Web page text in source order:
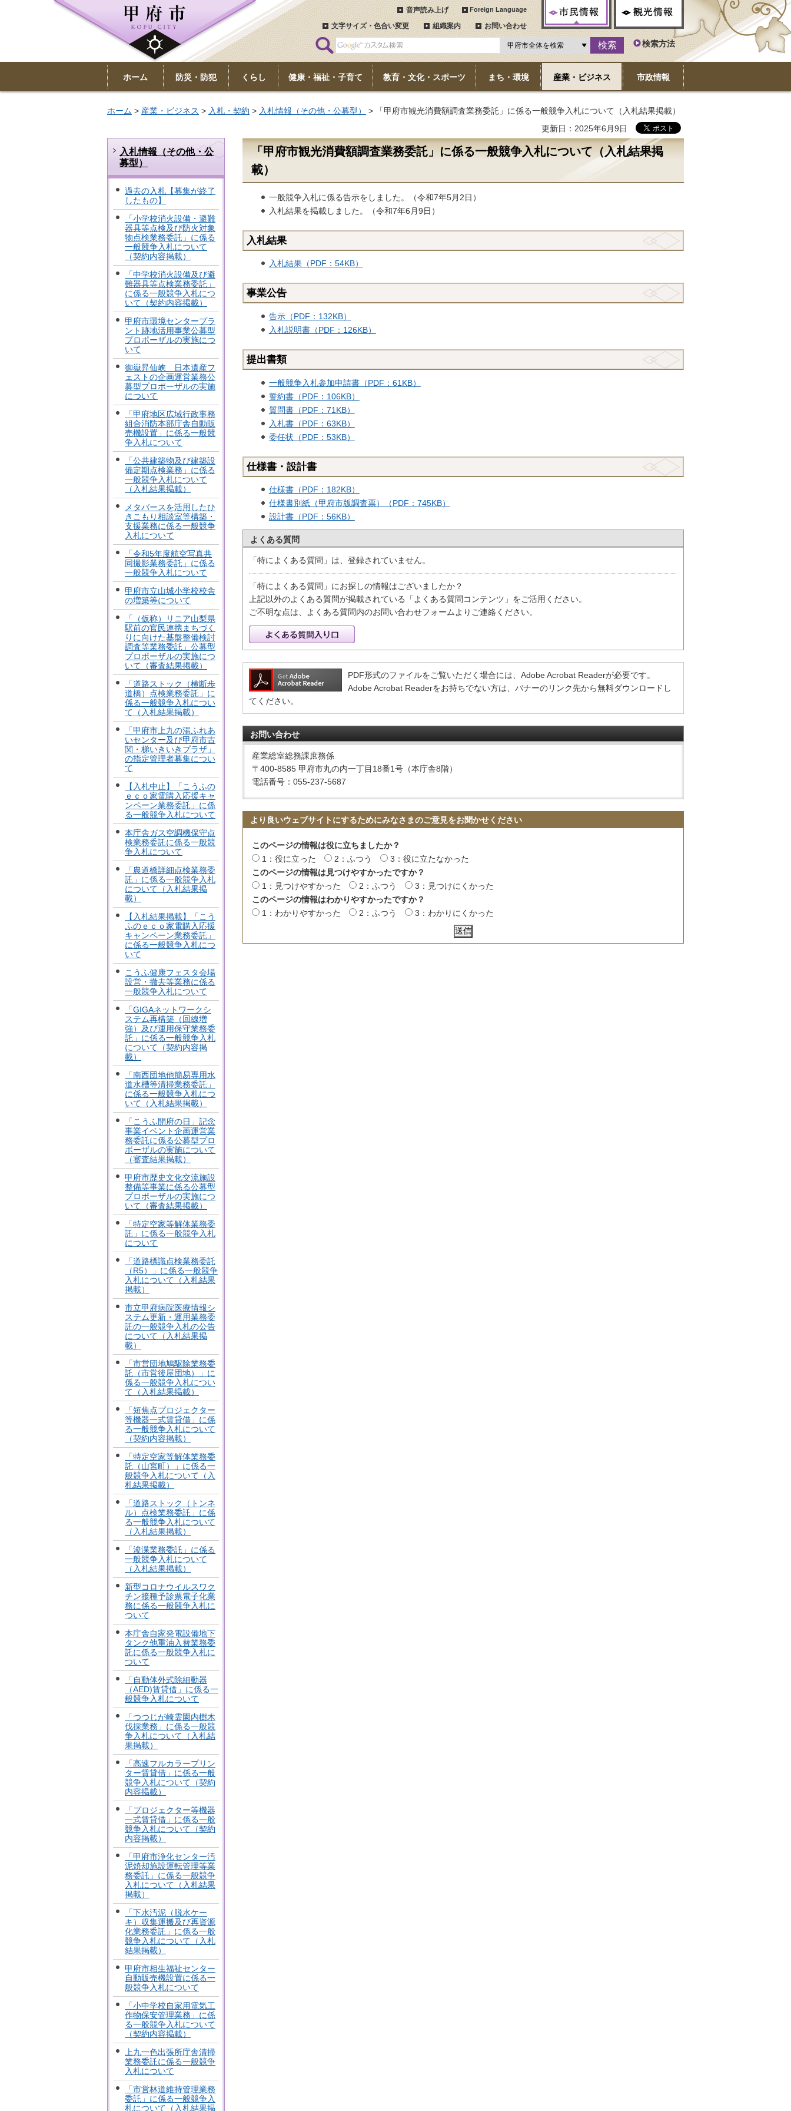
音声読み上げ Foreign Language
文字サイズ・色合い変更 組織案内 お問い合わせ
検索方法
ホーム 防災・防犯 くらし 健康・福祉・子育て 教育・文化・スポーツ まち・環境 産業・ビジネス 市政情報
ホーム > 産業・ビジネス > 入札・契約 > 入札情報（その他・公募型）
> 「甲府市観光消費額調査業務委託」に係る一般競争入札について（入札結果掲載）
更新日：2025年6月9日
入札情報（その他・公
募型）
過去の入札【募集が終了
したもの】
「小学校消火設備・避難
器具等点検及び防火対象
物点検業務委託」に係る
一般競争入札について
（契約内容掲載）
「中学校消火設備及び避
難器具等点検業務委託」
に係る一般競争入札につ
いて（契約内容掲載）
甲府市環境センタープラ
ント跡地活用事業公募型
プロポーザルの実施につ
いて
御嶽昇仙峡 日本遺産フ
ェストの企画運営業務公
募型プロポーザルの実施
について
「甲府地区広域行政事務
組合消防本部庁舎自動販
売機設置」に係る一般競
争入札について
「公共建築物及び建築設
備定期点検業務」に係る
一般競争入札について
（入札結果掲載）
メタバースを活用したひ
きこもり相談室等構築・
支援業務に係る一般競争
入札について
「令和5年度航空写真共
同撮影業務委託」に係る
一般競争入札について
甲府市立山城小学校校舎
の増築等について
「（仮称）リニア山梨県
駅前の官民連携まちづく
りに向けた基盤整備検討
調査等業務委託」公募型
プロポーザルの実施につ
いて（審査結果掲載）
「道路ストック（横断歩
道橋）点検業務委託」に
係る一般競争入札につい
て（入札結果掲載）
「甲府市上九の湯ふれあ
いセンター及び甲府市古
関・梯いきいきプラザ」
の指定管理者募集につい
て
【入札中止】「こうふの
ｅｃｏ家電購入応援キャ
ンペーン業務委託」に係
る一般競争入札について
本庁舎ガス空調機保守点
検業務委託に係る一般競
争入札について
「農道橋詳細点検業務委
託」に係る一般競争入札
について（入札結果掲
載）
【入札結果掲載】「こう
ふのｅｃｏ家電購入応援
キャンペーン業務委託」
に係る一般競争入札につ
いて
こうふ健康フェスタ会場
設営・撤去等業務に係る
一般競争入札について
「GIGAネットワークシ
ステム再構築（回線増
強）及び運用保守業務委
託」に係る一般競争入札
について（契約内容掲
載）
「南西団地他簡易専用水
道水槽等清掃業務委託」
に係る一般競争入札につ
いて（入札結果掲載）
「こうふ開府の日」記念
事業イベント企画運営業
務委託に係る公募型プロ
ポーザルの実施について
（審査結果掲載）
甲府市歴史文化交流施設
整備等事業に係る公募型
プロポーザルの実施につ
いて（審査結果掲載）
「特定空家等解体業務委
託」に係る一般競争入札
について
「道路標識点検業務委託
（R5）」に係る一般競争
入札について（入札結果
掲載）
市立甲府病院医療情報シ
ステム更新・運用業務委
託の一般競争入札の公告
について（入札結果掲
載）
「市営団地鳩駆除業務委
託（市営後屋団地）」に
係る一般競争入札につい
て（入札結果掲載）
「短焦点プロジェクター
等機器一式賃貸借」に係
る一般競争入札について
（契約内容掲載）
「特定空家等解体業務委
託（山宮町）」に係る一
般競争入札について（入
札結果掲載）
「道路ストック（トンネ
ル）点検業務委託」に係
る一般競争入札について
（入札結果掲載）
「浚渫業務委託」に係る
一般競争入札について
（入札結果掲載）
新型コロナウイルスワク
チン接種予診票電子化業
務に係る一般競争入札に
ついて
本庁舎自家発電設備地下
タンク他重油入替業務委
託に係る一般競争入札に
ついて
「自動体外式除細動器
（AED)賃貸借」に係る一
般競争入札について
「つつじが崎霊園内樹木
伐採業務」に係る一般競
争入札について（入札結
果掲載）
「高速フルカラープリン
ター賃貸借」に係る一般
競争入札について（契約
内容掲載）
「プロジェクター等機器
一式賃貸借」に係る一般
競争入札について（契約
内容掲載）
「甲府市浄化センター汚
泥焼却施設運転管理等業
務委託」に係る一般競争
入札について（入札結果
掲載）
「下水汚泥（脱水ケー
キ）収集運搬及び再資源
化業務委託」に係る一般
競争入札について（入札
結果掲載）
甲府市相生福祉センター
自動販売機設置に係る一
般競争入札について
「小中学校自家用電気工
作物保安管理業務」に係
る一般競争入札について
（契約内容掲載）
上九一色出張所庁舎清掃
業務委託に係る一般競争
入札について
「市営林道維持管理業務
委託」に係る一般競争入
札について（入札結果掲
「甲府市観光消費額調査業務委託」に係る一般競争入札について（入札結果掲
載）
一般競争入札に係る告示をしました。（令和7年5月2日）
入札結果を掲載しました。（令和7年6月9日）
入札結果
入札結果（PDF：54KB）
事業公告
告示（PDF：132KB）
入札説明書（PDF：126KB）
提出書類
一般競争入札参加申請書（PDF：61KB）
誓約書（PDF：106KB）
質問書（PDF：71KB）
入札書（PDF：63KB）
委任状（PDF：53KB）
仕様書・設計書
仕様書（PDF：182KB）
仕様書別紙（甲府市版調査票）（PDF：745KB）
設計書（PDF：56KB）
よくある質問
「特によくある質問」は、登録されていません。
「特によくある質問」にお探しの情報はございましたか？
上記以外のよくある質問が掲載されている「よくある質問コンテンツ」をご活用ください。
ご不明な点は、よくある質問内のお問い合わせフォームよりご連絡ください。
PDF形式のファイルをご覧いただく場合には、Adobe Acrobat Readerが必要です。
Adobe Acrobat Readerをお持ちでない方は、バナーのリンク先から無料ダウンロードし
てください。
お問い合わせ
産業総室総務課庶務係
〒400-8585 甲府市丸の内一丁目18番1号（本庁舎8階）
電話番号：055-237-5687
より良いウェブサイトにするためにみなさまのご意見をお聞かせください
このページの情報は役に立ちましたか？
1：役に立った
2：ふつう
3：役に立たなかった
このページの情報は見つけやすかったですか？
1：見つけやすかった
2：ふつう
3：見つけにくかった
このページの情報はわかりやすかったですか？
1：わかりやすかった
2：ふつう 3：わかりにくかった